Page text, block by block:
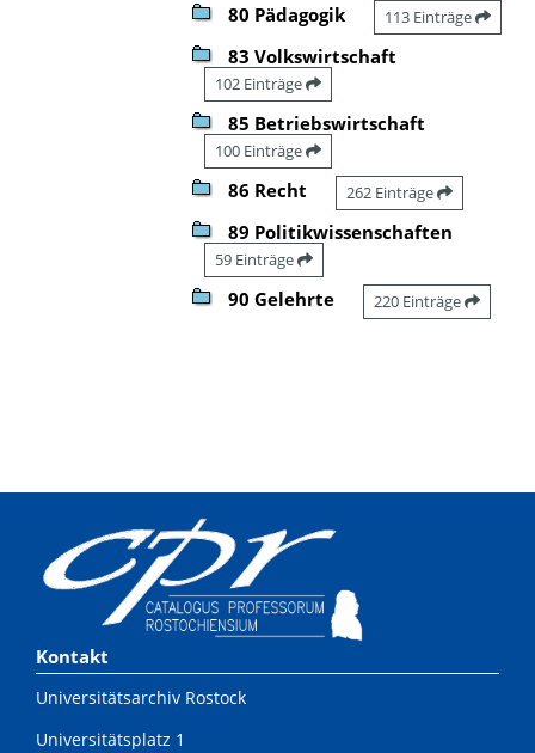
80 Pädagogik 113 Einträge
83 Volkswirtschaft
102 Einträge
85 Betriebswirtschaft
100 Einträge
86 Recht 262 Einträge
89 Politikwissenschaften
59 Einträge
90 Gelehrte 220 Einträge
Kontakt
Universitätsarchiv Rostock
Universitätsplatz 1